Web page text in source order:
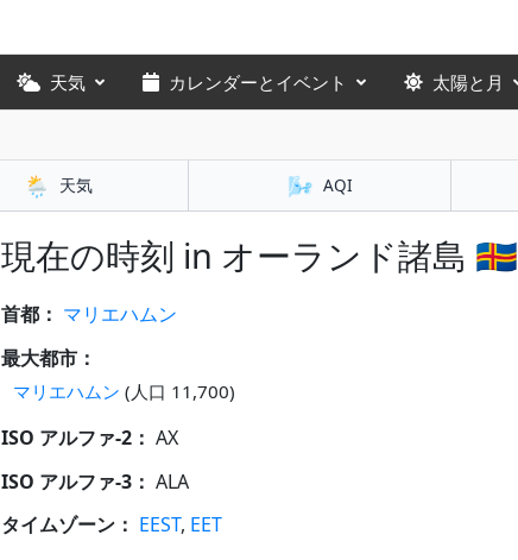
天気 カレンダーとイベント 太陽と月
🌦️ 天気 🌬️ AQI
現在の時刻 in オーランド諸島 🇦🇽
首都： マリエハムン
最大都市：
マリエハムン (人口 11,700)
ISO アルファ-2： AX
ISO アルファ-3： ALA
タイムゾーン： EEST, EET